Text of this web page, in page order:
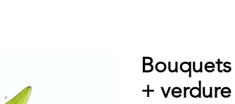
+ verdure